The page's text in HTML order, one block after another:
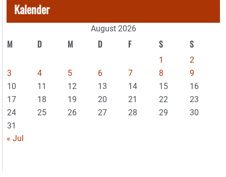
Kalender
August 2026
M D M D F S S
1
2
3
4 5 6 7 8
9
10
11 12 13 14 15
16
17
18 19 20 21 22
23
24
25 26 27 28 29
30
31
« Jul